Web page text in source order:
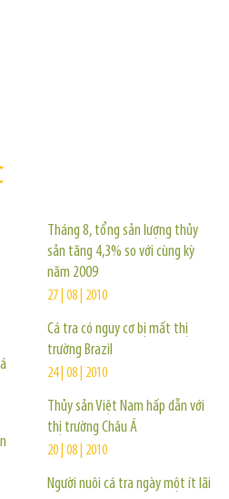
Tháng 8, tổng sản lượng thủy
sản tăng 4,3% so với cùng kỳ
năm 2009
27 | 08 | 2010
Cá tra có nguy cơ bị mất thị
trường Brazil
24 | 08 | 2010
Thủy sản Việt Nam hấp dẫn với
thị trường Châu Á
20 | 08 | 2010
Người nuôi cá tra ngày một ít lãi